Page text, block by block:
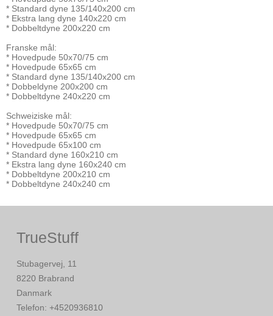
* Standard dyne 135/140x200 cm
* Ekstra lang dyne 140x220 cm
* Dobbeltdyne 200x220 cm
Franske mål:
* Hovedpude 50x70/75 cm
* Hovedpude 65x65 cm
* Standard dyne 135/140x200 cm
* Dobbeldyne 200x200 cm
* Dobbeltdyne 240x220 cm
Schweiziske mål:
* Hovedpude 50x70/75 cm
* Hovedpude 65x65 cm
* Hovedpude 65x100 cm
* Standard dyne 160x210 cm
* Ekstra lang dyne 160x240 cm
* Dobbeltdyne 200x210 cm
* Dobbeltdyne 240x240 cm
TrueStuff
Stubagervej, 11
8220 Brabrand
Danmark
Telefon: +4520936810